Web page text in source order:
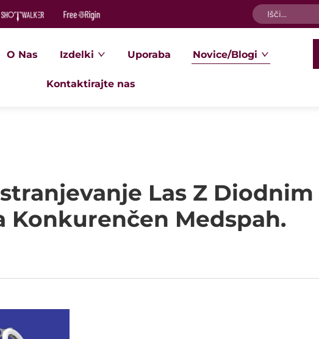
O Nas Izdelki Uporaba Novice/Blogi
Kontaktirajte nas
Las Z
Konkurenčen Medspah.